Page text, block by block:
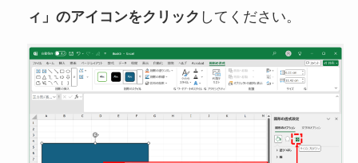
ィ」のアイコンをクリック してください。